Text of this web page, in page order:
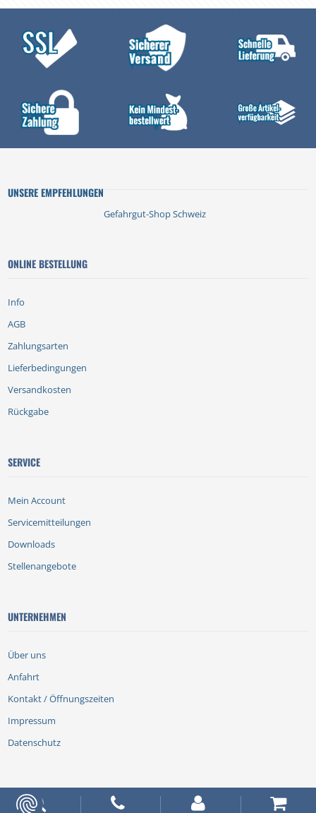
UNSERE EMPFEHLUNGEN
Gefahrgut-Shop Schweiz
ONLINE BESTELLUNG
Info
AGB
Zahlungsarten
Lieferbedingungen
Versandkosten
Rückgabe
SERVICE
Mein Account
Servicemitteilungen
Downloads
Stellenangebote
UNTERNEHMEN
Über uns
Anfahrt
Kontakt / Öffnungszeiten
Impressum
Datenschutz